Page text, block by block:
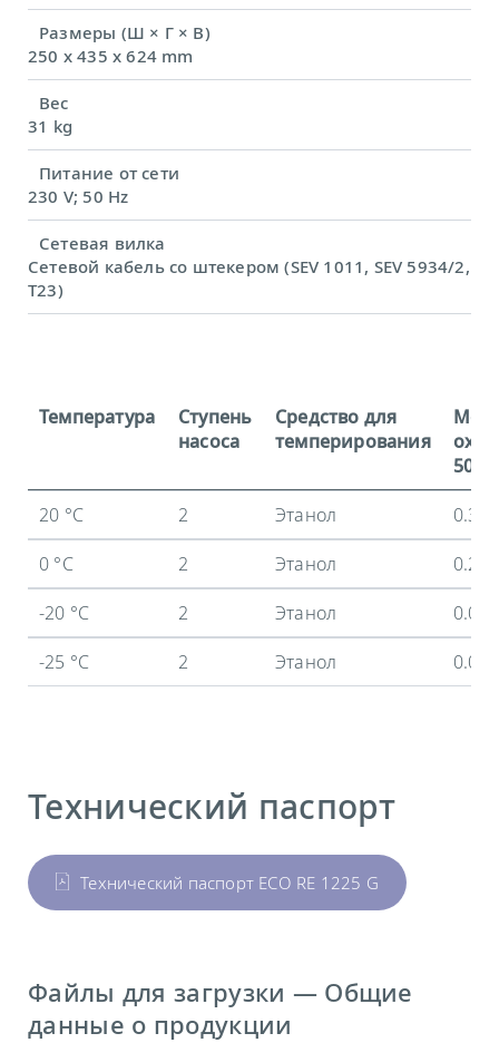
Размеры (Ш × Г × В)
250 x 435 x 624 mm
Вес
31 kg
Питание от сети
230 V; 50 Hz
Сетевая вилка
Сетевой кабель со штекером (SEV 1011, SEV 5934/2,
T23)
Температура
Ступень
насоса
Средство для
темперирования
50 Гц
20 °C
2 Этанол
0.3
0 °C
2 Этанол
0.24
-20 °C
2 Этанол
0.09
-25 °C
2 Этанол 0.04
Технический паспорт
Технический паспорт ECO RE 1225 G
Файлы для загрузки — Общие
данные о продукции